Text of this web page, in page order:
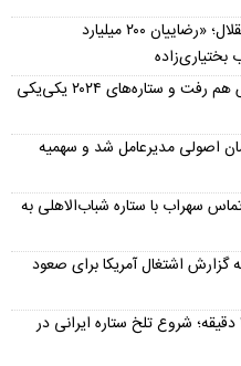
افشاگری تند شاهرخ بیانی درباره استقلال؛ «رضاییان ۲۰۰ میلیارد
فروپاشی تیم رؤیایی نیوکاسل؛ گیمارش هم رفت و ستاره‌های ۲۰۲۴ یکی‌یکی
اصولی مدیرعامل شد و سهمیه
سهراب با ستاره شباب‌الاهلی به
در آستانه گزارش اشتغال آمریکا برای صعود
اخراج شوکه‌کننده میلاد محمدی در ۱۲ دقیقه؛ شروع تلخ ستاره ایرانی در